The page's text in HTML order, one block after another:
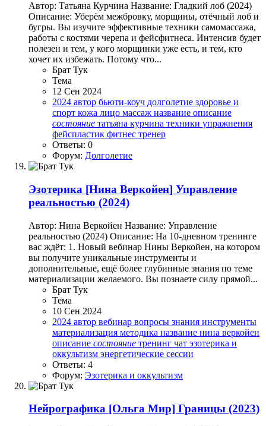
Автор: Татьяна Курчина Название: Гладкий лоб (2024)
Описание: Уберём межбровку, морщины, отёчный лоб и
бугры. Вы изучите эффективные техники самомассажа,
работы с костями черепа и фейсфитнеса. Интенсив будет
полезен и тем, у кого морщинки уже есть, и тем, кто
хочет их избежать. Потому что...
Брат Тук
Тема
12 Сен 2024
2024 автор бьюти-коуч долголетие здоровье и
спорт кожа лицо массаж название описание
состояние татьяна курчина техники упражнения
фейспластик фитнес тренер
Ответы: 0
Форум: Долголетие
Эзотерика [Нина Веркойен] Управление
реальностью (2024)
Автор: Нина Веркойен Название: Управление
реальностью (2024) Описание: На 10-дневном тренинге
вас ждёт: 1. Новый вебинар Нины Веркойен, на котором
вы получите уникальные инструменты и
дополнительные, ещё более глубинные знания по теме
материализации желаемого. Вы познаете силу прямой...
Брат Тук
Тема
10 Сен 2024
2024 автор вебинар вопросы знания инструменты
материализация методика название нина веркойен
описание состояние тренинг чат эзотерика и
оккультизм энергетические сессии
Ответы: 4
Форум: Эзотерика и оккультизм
Нейрографика [Ольга Мир] Границы (2023)